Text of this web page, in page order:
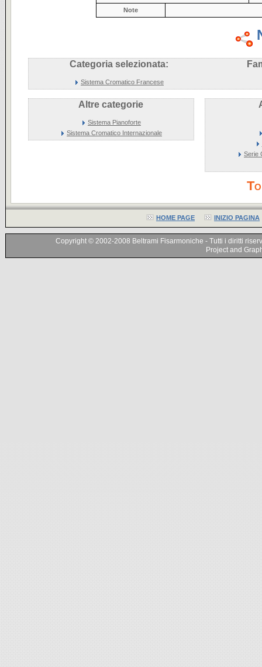
Note
Categoria selezionata:
Sistema Cromatico Francese
Altre categorie
Sistema Pianoforte
Sistema Cromatico Internazionale
Serie
HOME PAGE INIZIO PAGINA
Copyright © 2002-2008 Beltrami Fisarmoniche - Tutti i diritti
Project and